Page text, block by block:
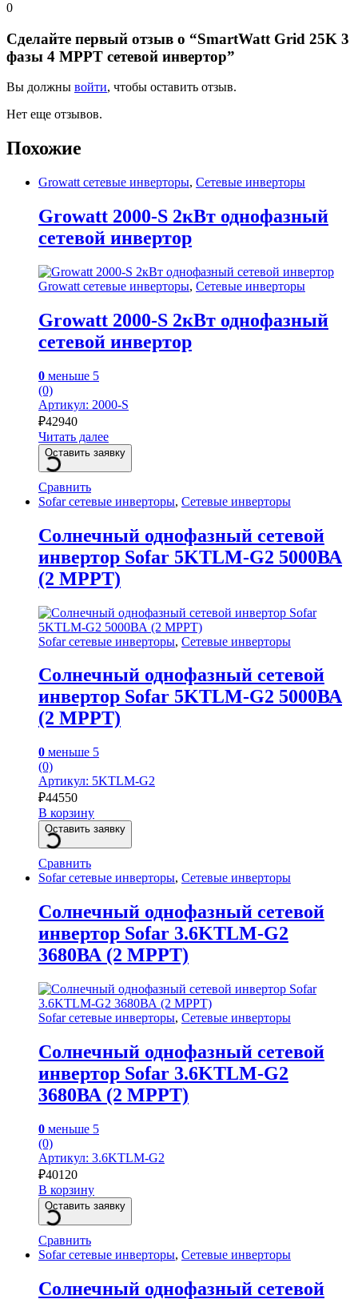
0
Сделайте первый отзыв о “SmartWatt Grid 25K 3
фазы 4 MPPT сетевой инвертор”
Вы должны войти, чтобы оставить отзыв.
Нет еще отзывов.
Похожие
Growatt сетевые инверторы, Сетевые инверторы
Growatt 2000-S 2кВт однофазный
сетевой инвертор
Growatt сетевые инверторы, Сетевые инверторы
Growatt 2000-S 2кВт однофазный
сетевой инвертор
0 меньше 5
(0)
Артикул: 2000-S
₽42940
Читать далее
Оставить заявку
Сравнить
Sofar сетевые инверторы, Сетевые инверторы
Солнечный однофазный сетевой
инвертор Sofar 5KTLM-G2 5000ВА
(2 MPPT)
Sofar сетевые инверторы, Сетевые инверторы
Солнечный однофазный сетевой
инвертор Sofar 5KTLM-G2 5000ВА
(2 MPPT)
0 меньше 5
(0)
Артикул: 5KTLM-G2
₽44550
В корзину
Оставить заявку
Сравнить
Sofar сетевые инверторы, Сетевые инверторы
Солнечный однофазный сетевой
инвертор Sofar 3.6KTLM-G2
3680ВА (2 MPPT)
Sofar сетевые инверторы, Сетевые инверторы
Солнечный однофазный сетевой
инвертор Sofar 3.6KTLM-G2
3680ВА (2 MPPT)
0 меньше 5
(0)
Артикул: 3.6KTLM-G2
₽40120
В корзину
Оставить заявку
Сравнить
Sofar сетевые инверторы, Сетевые инверторы
Солнечный однофазный сетевой